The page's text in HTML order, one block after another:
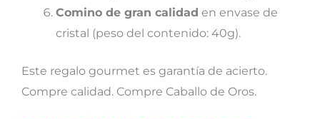
Comino de gran calidad en envase de
cristal (peso del contenido: 40g).
Este regalo gourmet es garantía de acierto.
Compre calidad. Compre Caballo de Oros.